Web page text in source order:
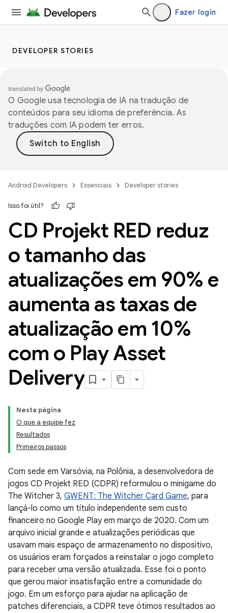
Fazer login
DEVELOPER STORIES
O Google usa tecnologia de IA na tradução de
conteúdos para seu idioma de preferência. As
traduções com IA podem ter erros.
Android Developers Essenciais Developer stories
Isso foi útil?
CD Projekt RED reduz
o tamanho das
atualizações em 90% e
aumenta as taxas de
atualização em 10%
com o Play Asset
Delivery
Nesta página
O que a equipe fez
Resultados
Primeiros passos
Com sede em Varsóvia, na Polônia, a desenvolvedora de
jogos CD Projekt RED (CDPR) reformulou o minigame do
The Witcher 3, GWENT: The Witcher Card Game, para
lançá-lo como um título independente sem custo
financeiro no Google Play em março de 2020. Com um
arquivo inicial grande e atualizações periódicas que
usavam mais espaço de armazenamento no dispositivo,
os usuários eram forçados a reinstalar o jogo completo
para receber uma versão atualizada. Esse foi o ponto
que gerou maior insatisfação entre a comunidade do
jogo. Em um esforço para ajudar na aplicação de
patches diferenciais, a CDPR teve ótimos resultados ao